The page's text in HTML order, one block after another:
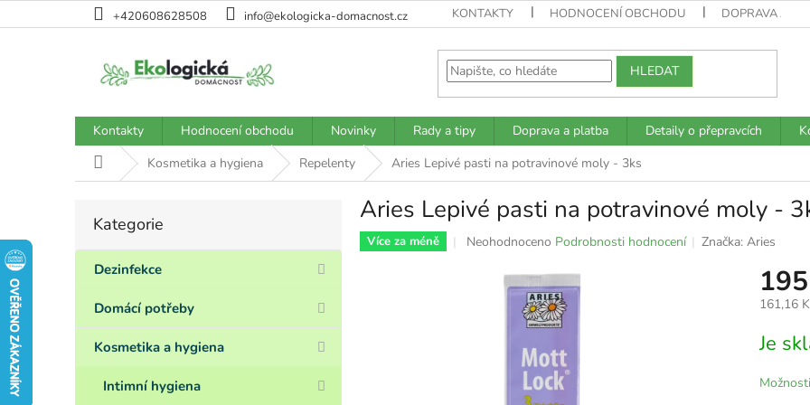
na
+420608628508 info@ekologicka-domacnost.cz KONTAKTY HODNOCENÍ OBCHODU DOPRAVA A
HLEDAT
Kontakty Hodnocení obchodu Novinky Rady a tipy Doprava a platba Detaily o přepravcích
Domů Kosmetika a hygiena Repelenty Aries Lepivé pasti na potravinové moly - 3ks
s
r
n
í
Přeskočit
Kategorie
Dezinfekce
Domácí potřeby
Kosmetika a hygiena
Intimní hygiena
Aries Lepivé pasti na potravinové moly -
Více za méně
Průměrné
produktu
Neohodnoceno Podrobnosti hodnocení Značka:Aries
161,16
cena:
Je